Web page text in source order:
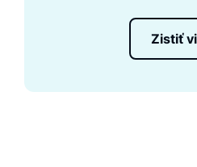
Zistiť